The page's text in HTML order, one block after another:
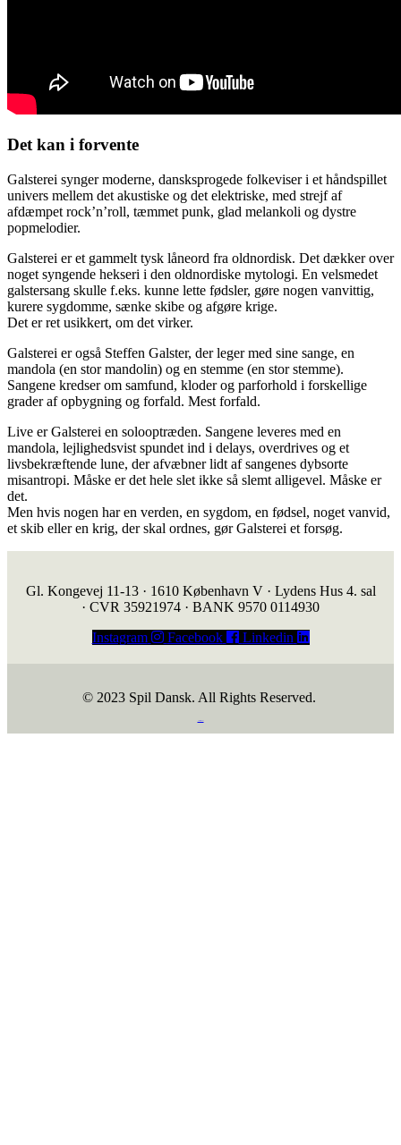
Det kan i forvente
Galsterei synger moderne, dansksprogede folkeviser i et håndspillet
univers mellem det akustiske og det elektriske, med strejf af
afdæmpet rock’n’roll, tæmmet punk, glad melankoli og dystre
popmelodier.
Galsterei er et gammelt tysk låneord fra oldnordisk. Det dækker over
noget syngende hekseri i den oldnordiske mytologi. En velsmedet
galstersang skulle f.eks. kunne lette fødsler, gøre nogen vanvittig,
kurere sygdomme, sænke skibe og afgøre krige.
Det er ret usikkert, om det virker.
Galsterei er også Steffen Galster, der leger med sine sange, en
mandola (en stor mandolin) og en stemme (en stor stemme).
Sangene kredser om samfund, kloder og parforhold i forskellige
grader af opbygning og forfald. Mest forfald.
Live er Galsterei en solooptræden. Sangene leveres med en
mandola, lejlighedsvist spundet ind i delays, overdrives og et
livsbekræftende lune, der afvæbner lidt af sangenes dybsorte
misantropi. Måske er det hele slet ikke så slemt alligevel. Måske er
det.
Men hvis nogen har en verden, en sygdom, en fødsel, noget vanvid,
et skib eller en krig, der skal ordnes, gør Galsterei et forsøg.
Gl. Kongevej 11-13 · 1610 København V · Lydens Hus 4. sal
· CVR 35921974 · BANK 9570 0114930
Instagram
Facebook Linkedin
© 2023 Spil Dansk. All Rights Reserved.